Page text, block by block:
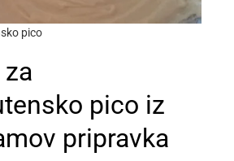
pico
pico iz
pripravka